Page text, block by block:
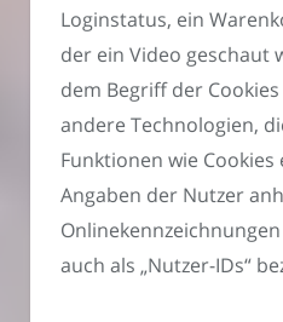
Loginstatus, ein
der ein Video geschaut
dem Begriff der
andere Technologien,
Funktionen wie Cookies
Angaben der Nutzer
auch als „Nutzer-IDs“